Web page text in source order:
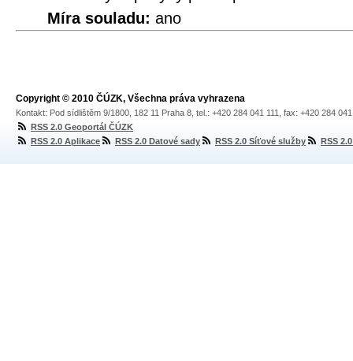
Míra souladu: ano
Copyright © 2010 ČÚZK, Všechna práva vyhrazena
Kontakt: Pod sídlištěm 9/1800, 182 11 Praha 8, tel.: +420 284 041 111, fax: +420 284
RSS 2.0 Geoportál ČÚZK
RSS 2.0 Aplikace
RSS 2.0 Datové sady RSS 2.0 Síťové služby RSS